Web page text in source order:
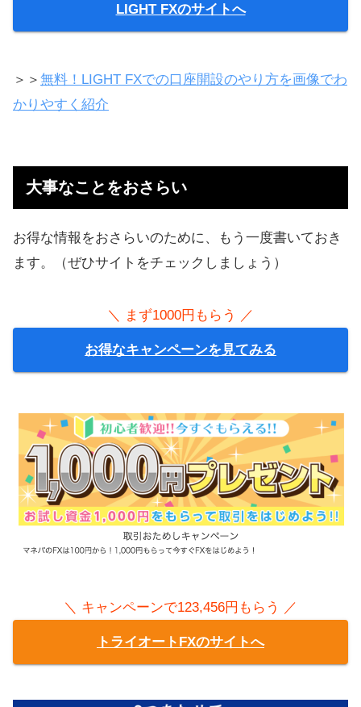
LIGHT FXのサイトへ
＞＞ 無料！LIGHT FXでの口座開設のやり方を画像でわ
かりやすく紹介
大事なことをおさらい
お得な情報をおさらいのために、もう一度書いておき
ます。（ぜひサイトをチェックしましょう）
＼ まず1000円もらう ／
お得なキャンペーンを見てみる
＼ キャンペーンで123,456円もらう ／
トライオートFXのサイトへ